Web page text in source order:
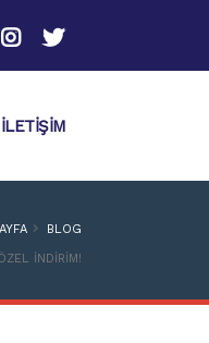
İLETIŞIM
BLOG
İNDIRIM!